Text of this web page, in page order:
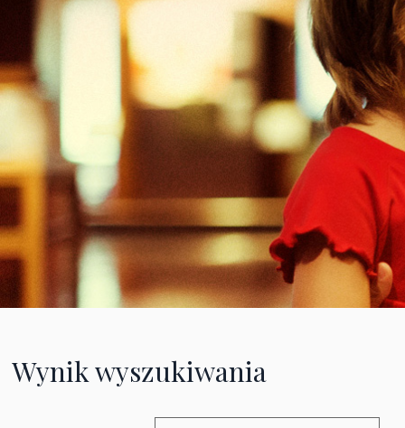
Wynik wyszukiwania